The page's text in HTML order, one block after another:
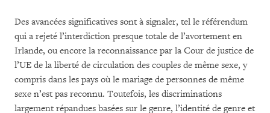
Des avancées significatives sont à signaler, tel le référendum
qui a rejeté l’interdiction presque totale de l’avortement en
Irlande, ou encore la reconnaissance par la Cour de justice de
l’UE de la liberté de circulation des couples de même sexe, y
compris dans les pays où le mariage de personnes de même
sexe n’est pas reconnu. Toutefois, les discriminations
largement répandues basées sur le genre, l’identité de genre et